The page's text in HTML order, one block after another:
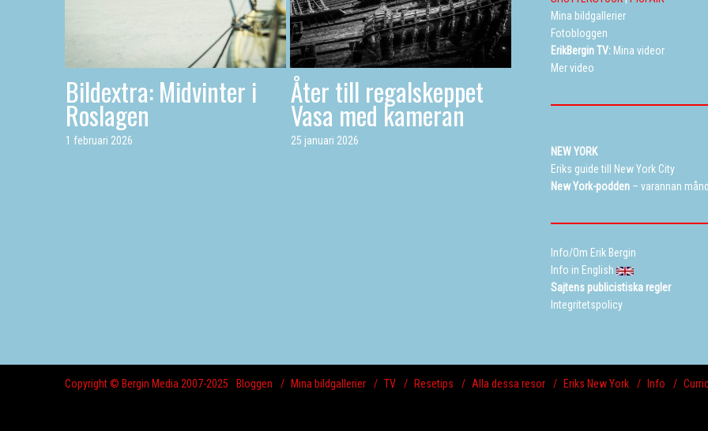
Bildextra: Midvinter i
Roslagen
1 februari 2026
Åter till regalskeppet
Vasa med kameran
25 januari 2026
Mina bildgallerier
Fotobloggen
ErikBergin TV: Mina videor
Mer video
NEW YORK
Eriks guide till New York City
New York-podden – varannan
Info/Om Erik Bergin
Info in English
Sajtens publicistiska regler
Integritetspolicy
Copyright © Bergin Media 2007-2025 Bloggen Mina bildgallerier TV Resetips Alla dessa resor Eriks New York Info